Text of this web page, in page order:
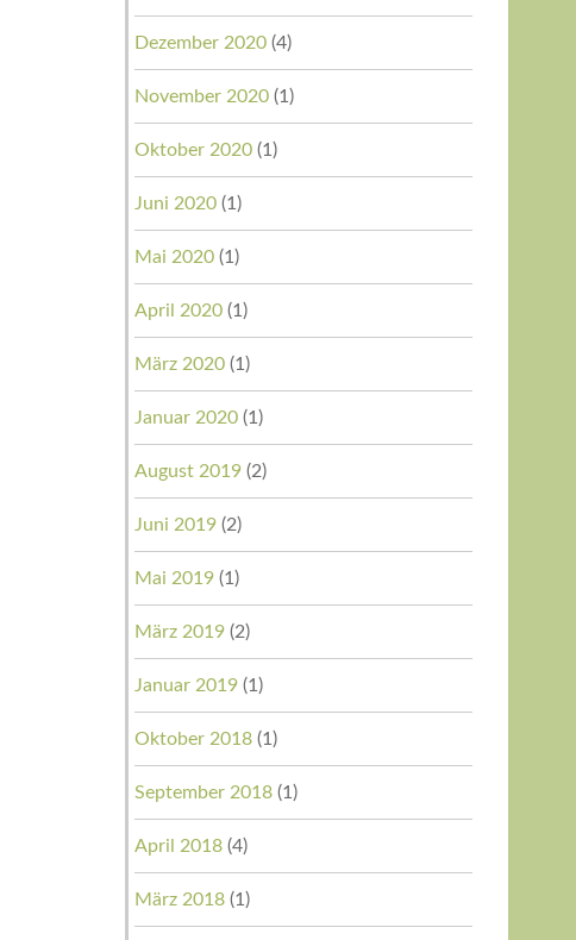
Dezember 2020(4)
November 2020(1)
Oktober 2020(1)
Juni 2020(1)
Mai 2020(1)
April 2020(1)
März 2020(1)
Januar 2020(1)
August 2019(2)
Juni 2019(2)
Mai 2019(1)
März 2019(2)
Januar 2019(1)
Oktober 2018(1)
September 2018(1)
April 2018(4)
März 2018(1)